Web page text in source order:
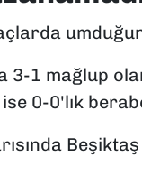
3-1 mağlup
0-0'lık